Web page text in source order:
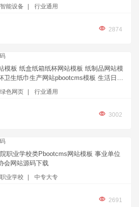
智能设备 行业通用
2874
模板 纸盒纸箱纸杯网站模板 纸制品网站模
卫生纸巾生产网站pbootcms模板 生活日用
绿色网页 行业通用
3002
学校类Pbootcms网站模板 事业单位
会网站源码下载
职业学校 中专大专
2691